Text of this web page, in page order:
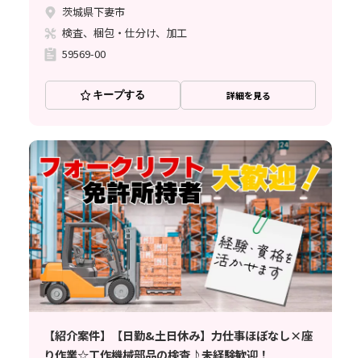
茨城県下妻市
検査、梱包・仕分け、加工
59569-00
キープする 詳細を見る
【紹介案件】【日勤&土日休み】力仕事ほぼなし×座
り作業☆工作機械部品の検査♪未経験歓迎！